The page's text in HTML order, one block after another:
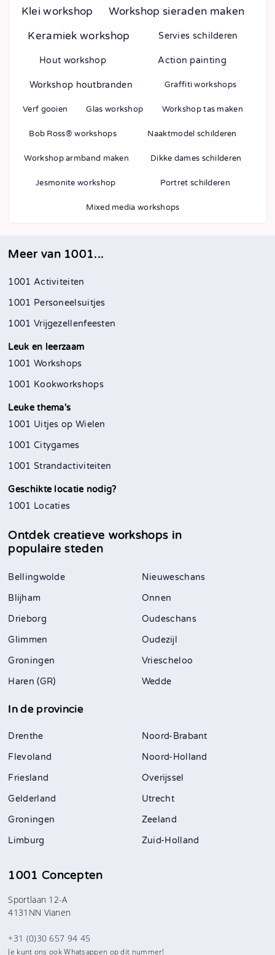
Klei workshop
Workshop sieraden maken
Keramiek workshop
Servies schilderen
Hout workshop Action painting
Workshop houtbranden Graffiti workshops
Verf gooien Glas workshop Workshop tas maken
Bob Ross® workshops Naaktmodel schilderen
Workshop armband maken Dikke dames schilderen
Jesmonite workshop Portret schilderen
Mixed media workshops
Meer van 1001...
1001 Activiteiten
1001 Personeelsuitjes
1001 Vrijgezellenfeesten
Leuk en leerzaam
1001 Workshops
1001 Kookworkshops
Leuke thema's
1001 Uitjes op Wielen
1001 Citygames
1001 Strandactiviteiten
Geschikte locatie nodig?
1001 Locaties
Ontdek creatieve workshops in
populaire steden
Bellingwolde
Blijham
Drieborg
Glimmen
Groningen
Haren (GR)
Nieuweschans
Onnen
Oudeschans
Oudezijl
Vriescheloo
Wedde
In de provincie
Drenthe
Flevoland
Friesland
Gelderland
Groningen
Limburg
Noord-Brabant
Noord-Holland
Overijssel
Utrecht
Zeeland
Zuid-Holland
1001 Concepten
Sportlaan 12-A
4131NN Vianen
+31 (0)30 657 94 45
Je kunt ons ook Whatsappen op dit nummer!